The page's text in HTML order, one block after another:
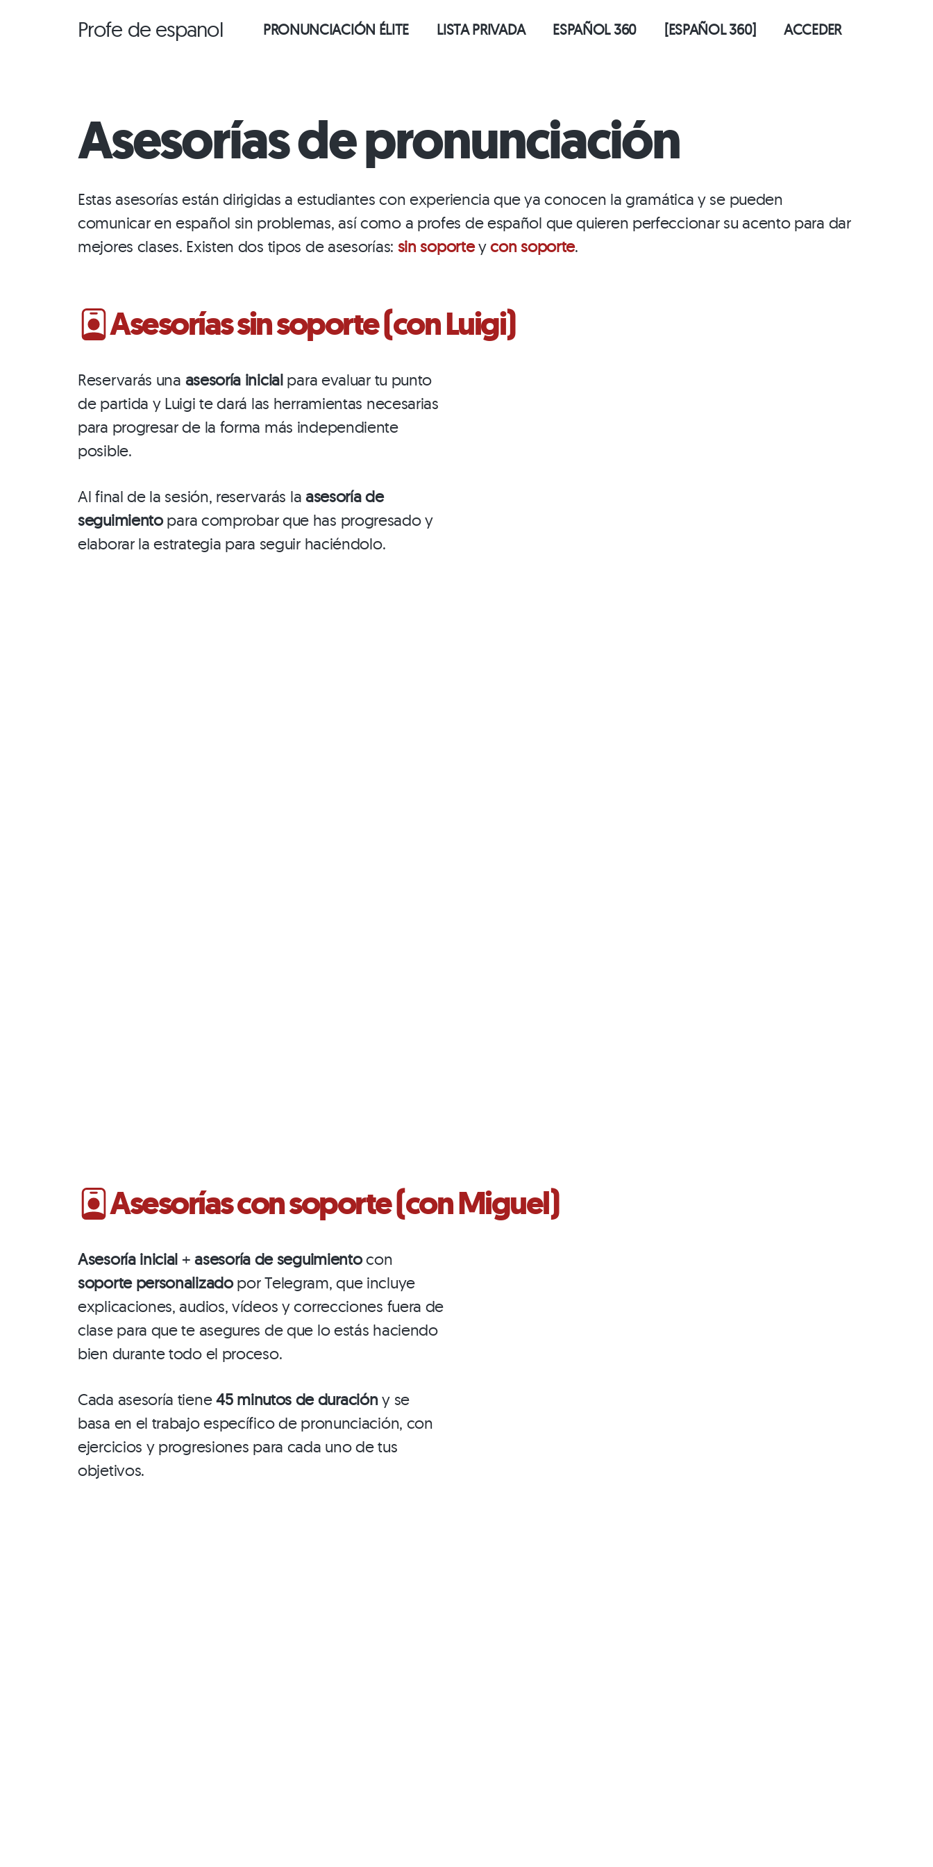
Profe de espanol PRONUNCIACIÓN ÉLITE LISTA PRIVADA ESPAÑOL 360 [ESPAÑOL 360] ACCEDER
Asesorías de pronunciación
Estas asesorías están dirigidas a estudiantes con experiencia que ya conocen la gramática y se pueden
comunicar en español sin problemas, así como a profes de español que quieren perfeccionar su acento para dar
mejores clases. Existen dos tipos de asesorías: sin soporteycon soporte.
Asesorías sin soporte (con Luigi)
Reservarás una asesoría inicialpara evaluar tu punto
de partida y Luigi te dará las herramientas necesarias
para progresar de la forma más independiente
posible.
Al final de la sesión, reservarás la asesoría de
seguimientopara comprobar que has progresado y
elaborar la estrategia para seguir haciéndolo.
Asesorías con soporte (con Miguel)
Asesoría inicial +asesoría de seguimientocon
soporte personalizadopor Telegram, que incluye
explicaciones, audios, vídeos y correcciones fuera de
clase para que te asegures de que lo estás haciendo
bien durante todo el proceso.
Cada asesoría tiene45 minutos de duración y se
basa en el trabajo específico de pronunciación, con
ejercicios y progresiones para cada uno de tus
objetivos.